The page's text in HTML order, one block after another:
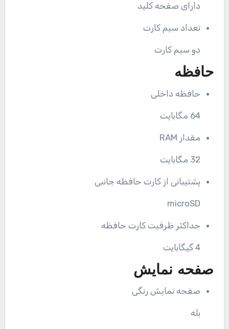
دارای صفحه کلید
تعداد سیم کارت
دو سیم کارت
حافظه
حافظه داخلی
64 مگابایت
مقدار RAM
32 مگابایت
پشتیبانی از کارت حافظه جانبی
microSD
حداکثر ظرفیت کارت حافظه
4 گیگابایت
صفحه نمایش
صفحه نمایش رنگی
بله